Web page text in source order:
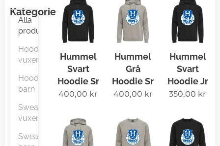
Kategorier
Alla
produkter
Hoodies,
vuxen
Hoodies,
barn
Sweatshirt,
vuxen
Sweatshirt,
Hummel
Svart
Hoodie Sr
400,00 kr
Hummel
Grå
Hoodie Sr
400,00 kr
Hummel
Svart
Hoodie Jr
350,00 kr